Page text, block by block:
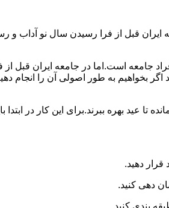
قبل از فرا رسیدن سال نو آداب و
جامعه است.اما در جامعه ایران قبل
به طور اصولی آن را انجام
عید بهره ببرند.برای این کار در ابتدا
قرار دهید.
دهی کنید.
بندی کنید.